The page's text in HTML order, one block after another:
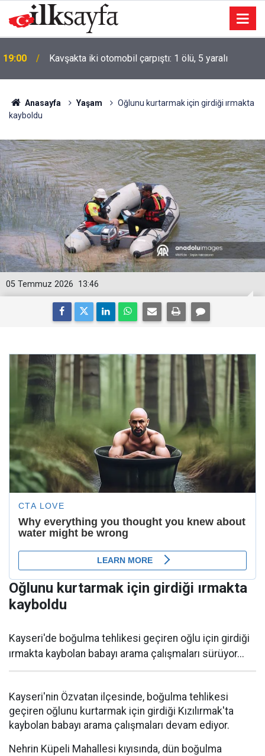
19:00 Kavşakta iki otomobil çarpıştı: 1 ölü, 5 yaralı
Anasayfa Yaşam
Oğlunu kurtarmak için girdiği ırmakta
kayboldu
13:46
05 Temmuz 2026
Oğlunu kurtarmak için girdiği ırmakta
kayboldu
Kayseri'de boğulma tehlikesi geçiren oğlu için girdiği
ırmakta kaybolan babayı arama çalışmaları sürüyor...
Kayseri'nin Özvatan ilçesinde, boğulma tehlikesi
geçiren oğlunu kurtarmak için girdiği Kızılırmak'ta
kaybolan babayı arama çalışmaları devam ediyor.
Nehrin Küpeli Mahallesi kıyısında, dün boğulma